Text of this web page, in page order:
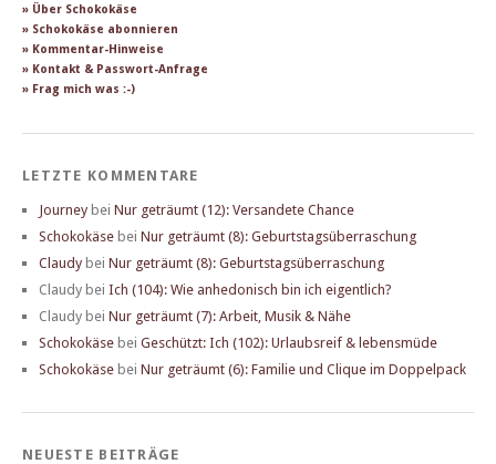
» Über Schokokäse
» Schokokäse abonnieren
» Kommentar-Hinweise
» Kontakt & Passwort-Anfrage
» Frag mich was :-)
LETZTE KOMMENTARE
Journey bei Nur geträumt (12): Versandete Chance
Schokokäse bei Nur geträumt (8): Geburtstagsüberraschung
Claudy bei Nur geträumt (8): Geburtstagsüberraschung
Claudy bei Ich (104): Wie anhedonisch bin ich eigentlich?
Claudy bei Nur geträumt (7): Arbeit, Musik & Nähe
Schokokäse bei Geschützt: Ich (102): Urlaubsreif & lebensmüde
Schokokäse bei Nur geträumt (6): Familie und Clique im Doppelpack
NEUESTE BEITRÄGE